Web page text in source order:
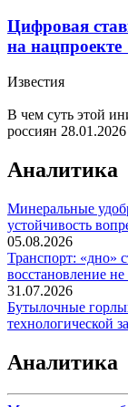
Цифровая
на
Известия
В чем суть этой
россиян 28.01.2026
Аналитика
Минеральные
устойчивость
05.08.2026
Транспорт: «дно»
восстановление
31.07.2026
Бутылочные
технологической
Аналитика